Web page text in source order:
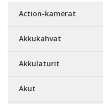
Action-kamerat
Akkukahvat
Akkulaturit
Akut